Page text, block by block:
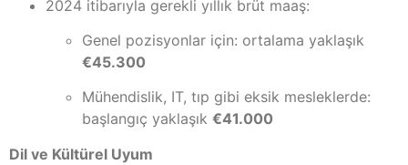
2024 itibarıyla gerekli yıllık brüt maaş:
Genel pozisyonlar için: ortalama yaklaşık
€45.300
Mühendislik, IT, tıp gibi eksik mesleklerde:
başlangıç yaklaşık €41.000
Dil ve Kültürel Uyum